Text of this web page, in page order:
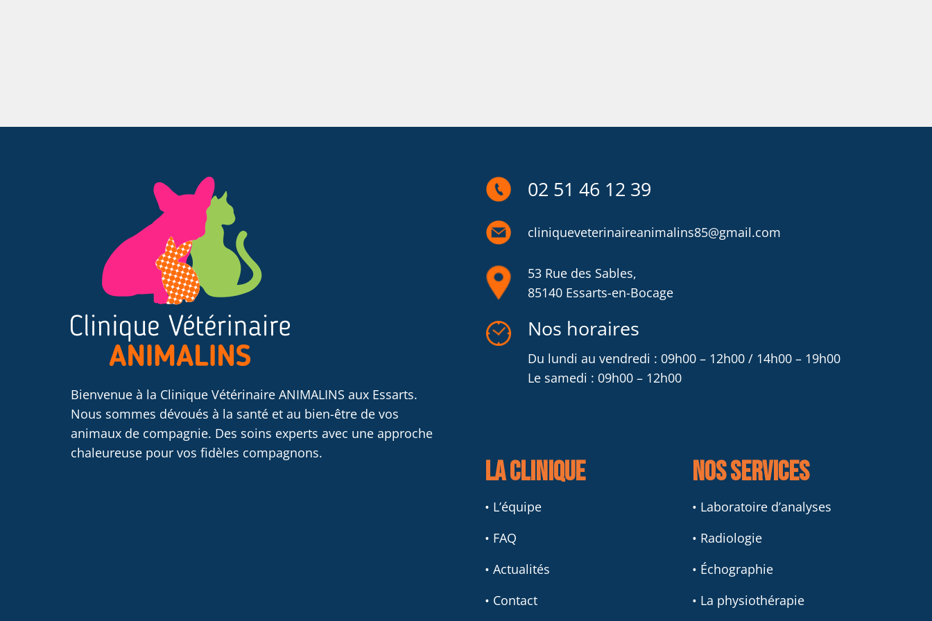
Bienvenue à la Clinique Vétérinaire ANIMALINS aux Essarts.
Nous sommes dévoués à la santé et au bien-être de vos
animaux de compagnie. Des soins experts avec une approche
chaleureuse pour vos fidèles compagnons.
02 51 46 12 39
cliniqueveterinaireanimalins85@gmail.com
53 Rue des Sables,
85140 Essarts-en-Bocage
Nos horaires
Du lundi au vendredi : 09h00 – 12h00 / 14h00 – 19h00
Le samedi : 09h00 – 12h00
La clinique
• L’équipe
• FAQ
• Actualités
• Contact
Nos services
• Laboratoire d’analyses
• Radiologie
• Échographie
• La physiothérapie